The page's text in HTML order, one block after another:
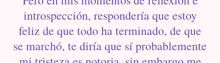
introspección, respondería que estoy
feliz de que todo ha terminado, de que
se marchó, te diría que sí probablemente